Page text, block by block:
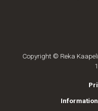
Copyright © Reka